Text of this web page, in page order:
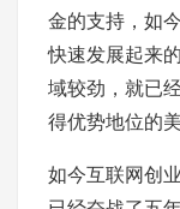
金的支持，如
快速发展起来
域较劲，就已
得优势地位的
如今互联网创